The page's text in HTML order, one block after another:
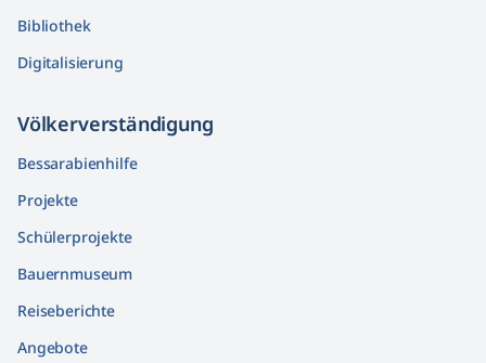
Bibliothek
Digitalisierung
Völkerver­ständigung
Bessarabienhilfe
Projekte
Schülerprojekte
Bauernmuseum
Reiseberichte
Angebote